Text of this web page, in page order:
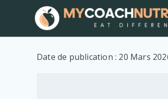
Date de publication : 20 Mars